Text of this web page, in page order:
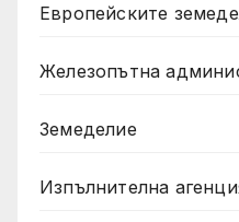
Европейските
Железопътна
Земеделие
Изпълнителна